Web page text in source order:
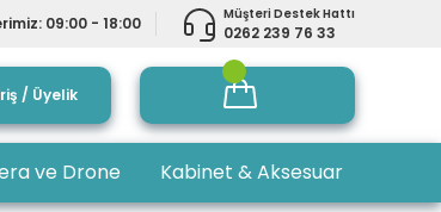
09:00 - 18:00 Müşteri Destek Hattı
0262 239 76 33
/ Üyelik
ve Drone Kabinet & Aksesuar